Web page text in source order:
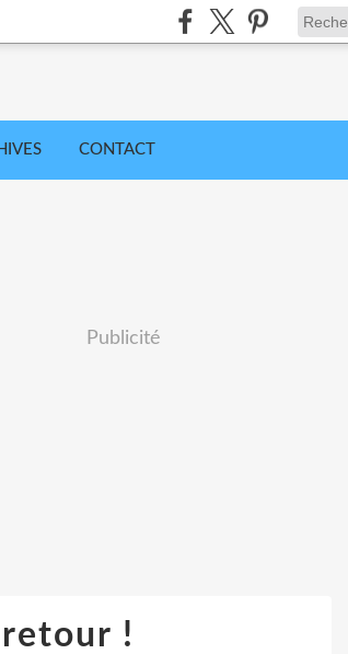
CONTACT
Publicité
!